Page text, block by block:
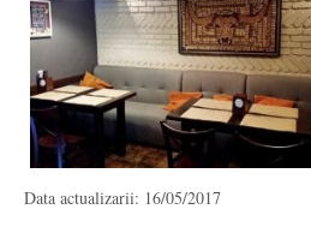
Data actualizarii: 16/05/2017